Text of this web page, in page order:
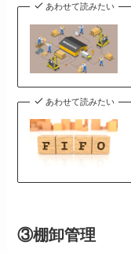
あわせて読みたい
あわせて読みたい
③棚卸管理